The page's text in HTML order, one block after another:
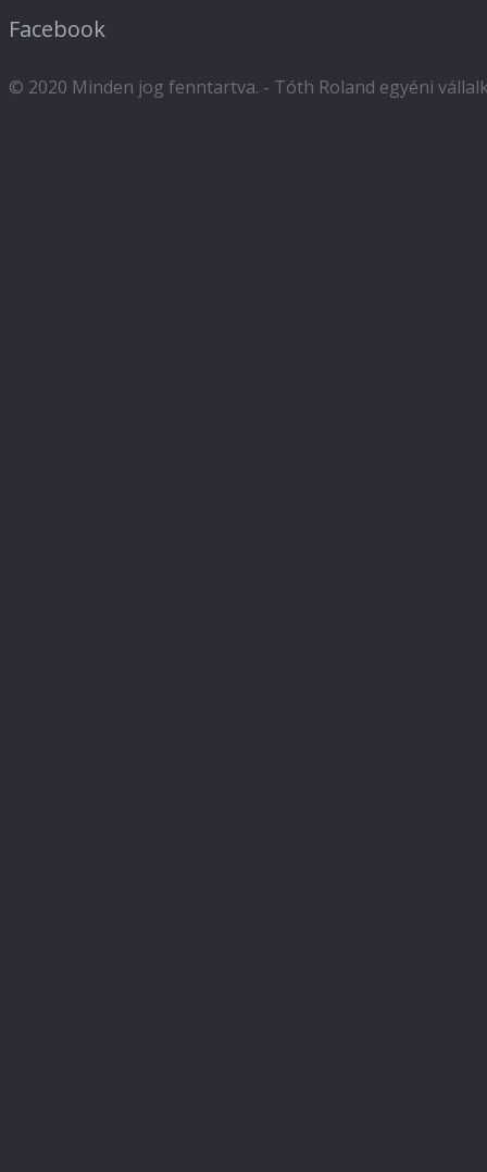
Facebook
© 2020 Minden jog fenntartva. - Tóth Roland egyéni